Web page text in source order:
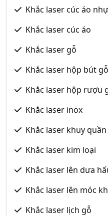
Khắc laser cúc áo
Khắc laser cúc áo
Khắc laser gỗ
Khắc laser hộp bút gỗ
Khắc laser hộp rượu
Khắc laser inox
Khắc laser khuy quần
Khắc laser kim loại
Khắc laser lên dưa
Khắc laser lên móc
Khắc laser lịch gỗ